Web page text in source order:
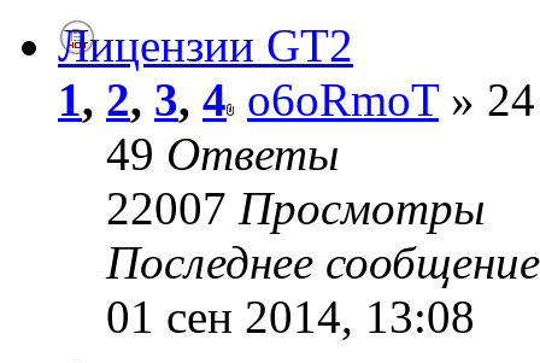
Лицензии GT2
1, 2, 3, 4 o6oRmoT» 24
49 Ответы
22007 Просмотры
Последнее
01 сен 2014, 13:08